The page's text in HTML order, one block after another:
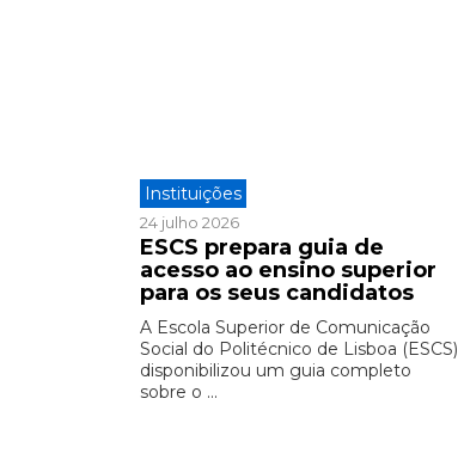
Instituições
24 julho 2026
ESCS prepara guia de
acesso ao ensino superior
para os seus candidatos
A Escola Superior de Comunicação
Social do Politécnico de Lisboa (ESCS)
disponibilizou um guia completo
sobre o ...